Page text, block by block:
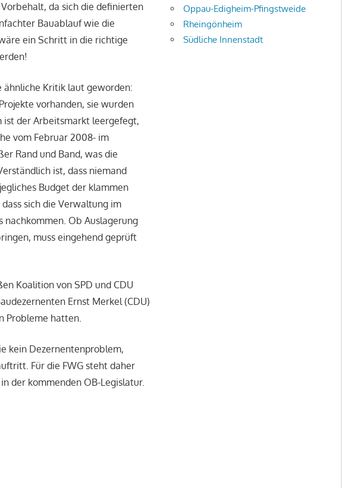
da sich die definierten
Bauablauf wie die
ein Schritt in die richtige
Kritik laut geworden:
vorhanden, sie wurden
ist der Arbeitsmarkt leergefegt,
vom Februar 2008- im
Rand und Band, was die
ist, dass niemand
Budget der klammen
sich die Verwaltung im
Ob Auslagerung
muss eingehend geprüft
Koalition von SPD und CDU
Ernst Merkel (CDU)
Probleme hatten.
kein Dezernentenproblem,
Für die FWG steht daher
der kommenden OB-Legislatur.
Oppau-Edigheim-Pfingstweide
Rheingönheim
Südliche Innenstadt